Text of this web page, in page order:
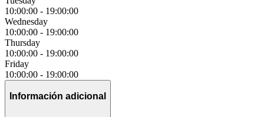
10:00:00 - 19:00:00
Wednesday
10:00:00 - 19:00:00
Thursday
10:00:00 - 19:00:00
Friday
10:00:00 - 19:00:00
Información adicional